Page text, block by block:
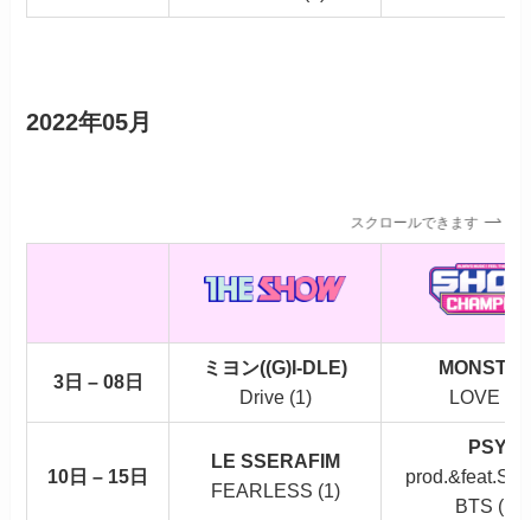
2022年05月
スクロールできます
3日 – 08日
ミヨン((G)I-DLE)
Drive (1)
MONSTA
LOVE (1)
10日 – 15日
LE SSERAFIM
FEARLESS (1)
PSY
BTS (1)